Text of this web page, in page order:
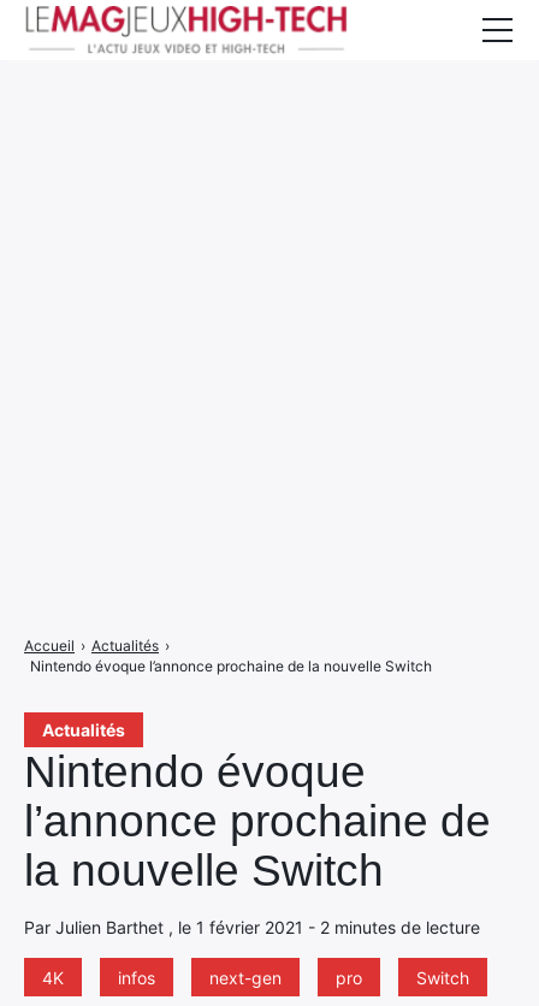
Actualités
Nintendo évoque
l’annonce prochaine de
la nouvelle Switch
Par Julien Barthet , le 1 février 2021 - 2 minutes de lecture
4K infos next-gen pro Switch
Accueil › Actualités ›
Nintendo évoque l’annonce prochaine de la nouvelle Switch